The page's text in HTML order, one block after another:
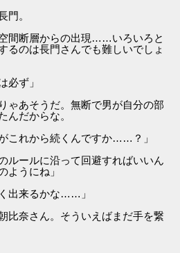
門。
間断層からの出現……いろいろと
るのは長門さんでも難しいでしょ
必ず」
あそうだ。無断で男が自分の部
んだからな。
これから続くんですか……？」
ルールに沿って回避すればいいん
ようにね」
出来るかな……」
比奈さん。そういえばまだ手を繋